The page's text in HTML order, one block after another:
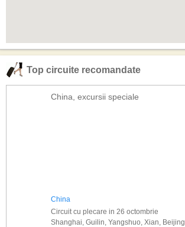
Top circuite recomandate
China, excursii speciale
China
Circuit cu plecare in 26 octombrie
Shanghai, Guilin, Yangshuo, Xian, Beijing